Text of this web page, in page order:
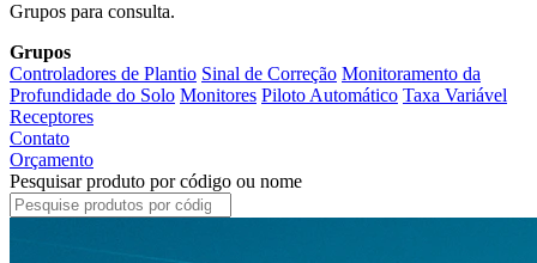
Grupos para consulta.
Grupos
Controladores de Plantio Sinal de Correção Monitoramento da
Profundidade do Solo Monitores Piloto Automático Taxa Variável
Receptores
Contato
Orçamento
Pesquisar produto por código ou nome